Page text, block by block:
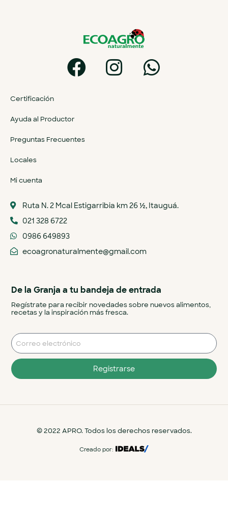
Certificación
Ayuda al Productor
Preguntas Frecuentes
Locales
Mi cuenta
Ruta N. 2 Mcal Estigarribia km 26 ½, Itauguá.
021 328 6722
0986 649893
ecoagronaturalmente@gmail.com
De la Granja a tu bandeja de entrada
Regístrate para recibir novedades sobre nuevos alimentos,
recetas y la inspiración más fresca.
Registrarse
© 2022 APRO. Todos los derechos reservados.
Creado por: